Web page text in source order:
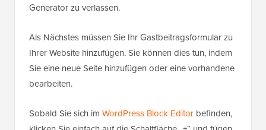
Generator zu verlassen.
Als Nächstes müssen Sie Ihr Gastbeitragsformular zu
Ihrer Website hinzufügen. Sie können dies tun, indem
Sie eine neue Seite hinzufügen oder eine vorhandene
bearbeiten.
Sobald Sie sich im WordPress Block Editor befinden,